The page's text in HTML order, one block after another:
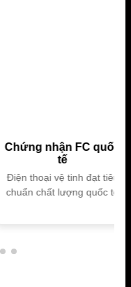
Chứng nhận FC quốc
tế
Điện thoại vệ tinh đạt tiêu
chuẩn chất lượng quốc tế